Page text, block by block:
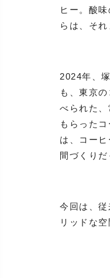
ヒー。酸
らは、そ
2024年、
も、東京
べられた
もらった
は、コー
間づくりだ
今回は、
リッドな空